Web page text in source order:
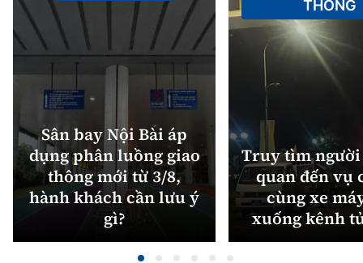
Sân bay Nội Bài áp
dụng phân luồng giao
thông mới từ 3/8,
hành khách cần lưu ý
gì?
Truy tìm
quan đến vụ
cùng xe
xuống kênh
THÔNG